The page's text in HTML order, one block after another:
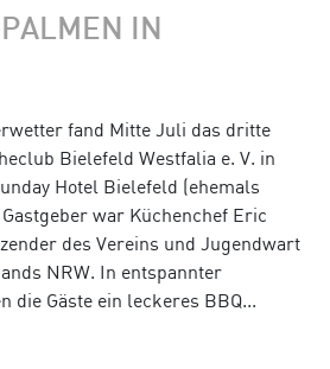
IN
fand Mitte Juli das dritte
Bielefeld Westfalia e. V. in
Hotel Bielefeld (ehemals
war Küchenchef Eric
des Vereins und Jugendwart
NRW. In entspannter
die Gäste ein leckeres BBQ...